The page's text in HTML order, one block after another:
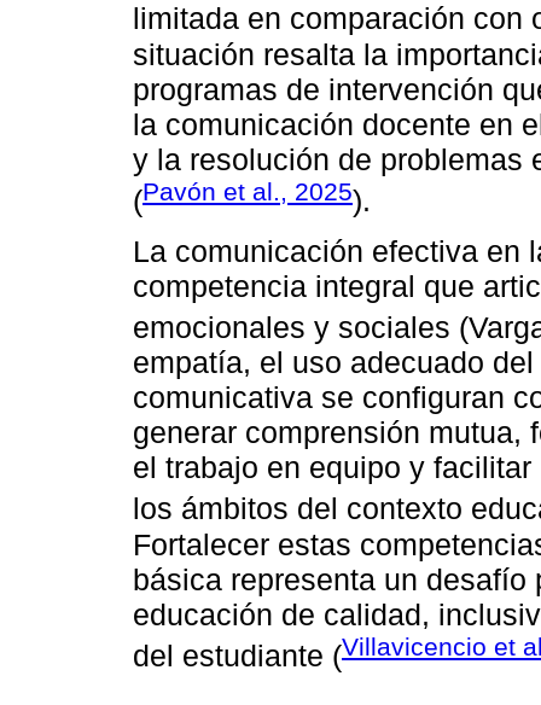
limitada en comparación con
situación resalta la
programas de intervención
la comunicación docente en
y la resolución de problemas
(Pavón et al., 2025).
La comunicación efectiva en
competencia integral que
emocionales y sociales
empatía, el uso adecuado
comunicativa se configuran
generar comprensión mutua,
el trabajo en equipo y
los ámbitos del contexto
Fortalecer estas
básica representa un
educación de calidad,
del estudiante (Villavicencio et